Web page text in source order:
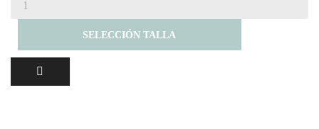
SELECCIÓN TALLA